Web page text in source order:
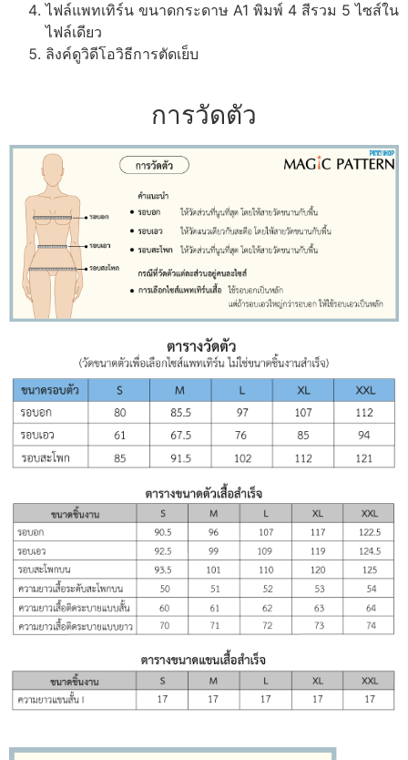
ไฟล์แพทเทิร์น ขนาดกระดาษ A1 พิมพ์ 4 สีรวม 5 ไซส์ใน
ไฟล์เดียว
ลิงค์ดูวิดีโอวิธีการตัดเย็บ
การวัดตัว